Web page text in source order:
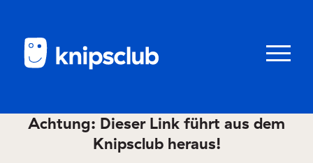
Menü
Achtung: Dieser Link führt aus dem
Knipsclub heraus!